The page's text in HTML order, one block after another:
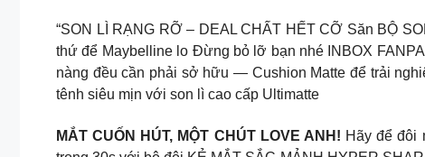
“SON LÌ RẠNG RỠ – DEAL CHẤT HẾT CỠ Săn BỘ
thứ để Maybelline lo Đừng bỏ lỡ bạn nhé INBOX
nàng đều cần phải sở hữu — Cushion Matte để trải
tênh siêu mịn với son lì cao cấp Ultimatte
MẮT CUỐN HÚT, MỘT CHÚT LOVE ANH! Hãy để đôi